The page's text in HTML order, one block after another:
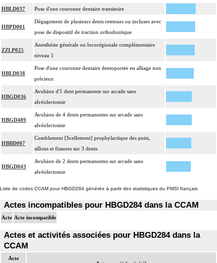
HBLD037 Pose d'une couronne dentaire transitoire
HBPD001
Dégagement de plusieurs dents retenues ou incluses avec
pose de dispositif de traction orthodontique
ZZLP025
Anesthésie générale ou locorégionale complémentaire
niveau 1
HBLD038
Pose d'une couronne dentaire dentoportée en alliage non
précieux
HBGD036
Avulsion d'1 dent permanente sur arcade sans
alvéolectomie
HBGD489
Avulsion de 4 dents permanentes sur arcade sans
alvéolectomie
HBBD007
Comblement [Scellement] prophylactique des puits,
sillons et fissures sur 3 dents
HBGD043
Avulsion de 2 dents permanentes sur arcade sans
alvéolectomie
Liste de codes CCAM pour HBGD284 générée à partir des statistiques du PMSI français
Actes incompatibles pour HBGD284 dans la CCAM
Acte Acte incompatible
Actes et activités associées pour HBGD284 dans la
CCAM
Acte